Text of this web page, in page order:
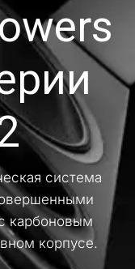
система
карбоновым
корпусе.